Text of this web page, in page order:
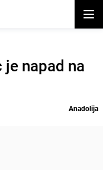
napad na
Anadolija